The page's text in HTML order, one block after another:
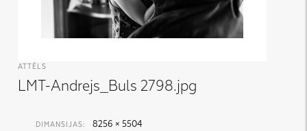
ATTĒLS
LMT-Andrejs_Buls 2798.jpg
DIMANSIJAS: 8256 × 5504